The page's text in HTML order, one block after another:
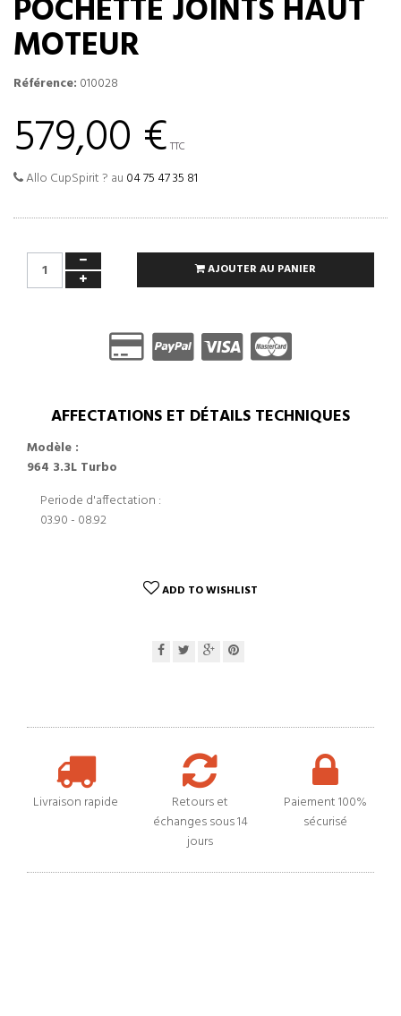
POCHETTE JOINTS HAUT
MOTEUR
Référence: 010028
579,00 € TTC
Allo CupSpirit ? au 04 75 47 35 81
AJOUTER AU PANIER
AFFECTATIONS ET DÉTAILS TECHNIQUES
Modèle :
964 3.3L Turbo
Periode d'affectation :
03.90 - 08.92
ADD TO WISHLIST
Livraison rapide
Retours et
échanges sous 14
jours
Paiement 100%
sécurisé